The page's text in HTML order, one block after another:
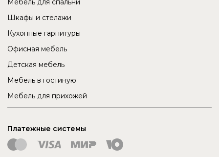
Мебель для спальни
Шкафы и стелажи
Кухонные гарнитуры
Офисная мебель
Детская мебель
Мебель в гостиную
Мебель для прихожей
Платежные системы